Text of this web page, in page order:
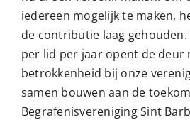
iedereen mogelijk te maken,
de contributie laag gehouden.
per lid per jaar opent de deur
betrokkenheid bij onze
samen bouwen aan de
Begrafenisvereniging Sint